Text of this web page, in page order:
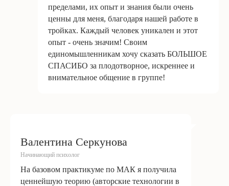
пределами, их опыт и знания были очень
ценны для меня, благодаря нашей работе в
тройках. Каждый человек уникален и этот
опыт - очень значим! Своим
единомышленникам хочу сказать БОЛЬШОЕ
СПАСИБО за плодотворное, искреннее и
внимательное общение в группе!
Валентина Серкунова
Начинающий психолог
На базовом практикуме по МАК я получила
ценнейшую теорию (авторские технологии в
Фактический адрес: 20002 Тула Галкина 21-45
Юридический адрес: 320002 Тула Галкина 21-45
ИНН 710306332930 / ОГРНИП 304710333400125
Порядок и правила оплаты участия
Дипломы и сертификаты